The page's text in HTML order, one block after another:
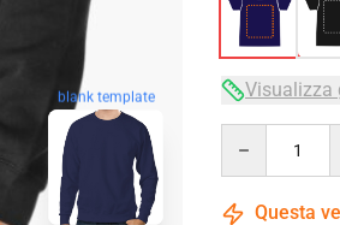
blank template Visualizza
Questa